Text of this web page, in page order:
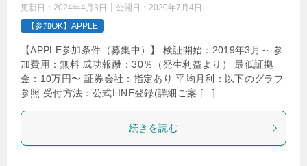
更新日： 2024年4月3日 公開日： 2020年7月4日
【参加OK】APPLE
【APPLE参加条件（募集中）】 検証開始：2019年3月～ 参
加費用：無料 成功報酬：30％（発生利益より） 最低証拠
金：10万円〜 証券会社：指定あり 平均月利：以下のグラフ
参照 受付方法：公式LINE登録(詳細ご案 […]
続きを読む